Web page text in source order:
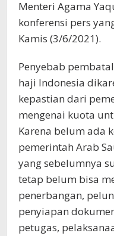
Menteri Agama
konferensi pers
Kamis (3/6/2021).
Penyebab
haji Indonesia
kepastian dari
mengenai kuota
Karena belum ada
pemerintah Arab
yang sebelumnya
tetap belum bisa
penerbangan,
penyiapan
petugas,